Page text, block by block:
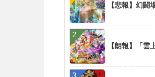
【悲報】幻
【朗報】「